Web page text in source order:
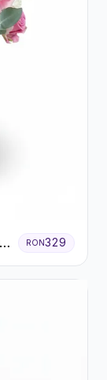
RON329